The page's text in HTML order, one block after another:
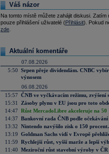
Váš názor
Na tomto místě můžete zahájit diskusi.
pouze přihlášení uživatelé (Přihlásit). Pokud
zde
Aktuální komentáře
07.08.2026
5:50 Srpen přeje dividendám. CNBC
výnosem
06.08.2026
15:57 ČNB ve vyčkávacím režimu, zvýšení
15:31
Zásoby plynu v EU jsou pro toto
14:47 Růst MercadoLibre akceleruje na
14:37 Bankovní rada ČNB podle
13:32 Nintendo navýšilo zisk o 150
13:19 Goldman Sachs vidí v Evropě
11:59 Rychlejší růst, vyšší marže a lepší
11:40 Meziroční růst stavební výroby v